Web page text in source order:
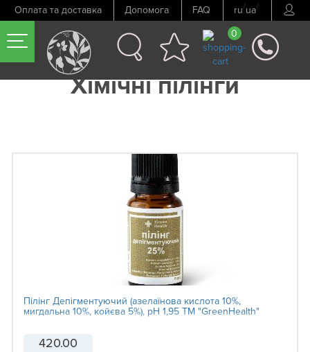
Оплата та доставка Допомога FAQ ru/ua/
0
Хімічні пілінги
Пілінг Депігментуючий (азелаїнова кислота 10%,
мигдальна 10%, койєва 5%), рН 1,95 ТМ "GreenHealth"
420.00